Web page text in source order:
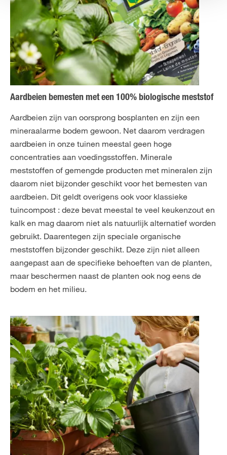
Aardbeien bemesten met een 100% biologische meststof
Aardbeien zijn van oorsprong bosplanten en zijn een
mineraalarme bodem gewoon. Net daarom verdragen
aardbeien in onze tuinen meestal geen hoge
concentraties aan voedingsstoffen. Minerale
meststoffen of gemengde producten met mineralen zijn
daarom niet bijzonder geschikt voor het bemesten van
aardbeien. Dit geldt overigens ook voor klassieke
tuincompost : deze bevat meestal te veel keukenzout en
kalk en mag daarom niet als natuurlijk alternatief worden
gebruikt. Daarentegen zijn speciale organische
meststoffen bijzonder geschikt. Deze zijn niet alleen
aangepast aan de specifieke behoeften van de planten,
maar beschermen naast de planten ook nog eens de
bodem en het milieu.